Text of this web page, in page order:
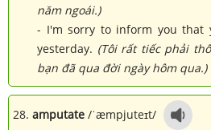
năm ngoái.)
- I'm sorry to inform you that
yesterday. (Tôi rất tiếc phải
bạn đã qua đời ngày hôm qua.)
28. amputate /ˈæmpjuteɪt/